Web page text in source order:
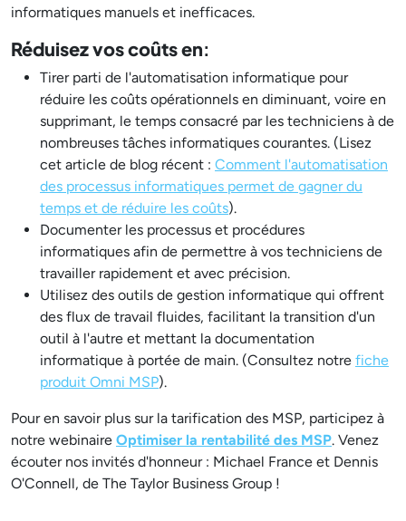
informatiques manuels et inefficaces.
Réduisez vos coûts en:
Tirer parti de l'automatisation informatique pour
réduire les coûts opérationnels en diminuant, voire en
supprimant, le temps consacré par les techniciens à de
nombreuses tâches informatiques courantes. (Lisez
cet article de blog récent : Comment l'automatisation
des processus informatiques permet de gagner du
temps et de réduire les coûts).
Documenter les processus et procédures
informatiques afin de permettre à vos techniciens de
travailler rapidement et avec précision.
Utilisez des outils de gestion informatique qui offrent
des flux de travail fluides, facilitant la transition d'un
outil à l'autre et mettant la documentation
informatique à portée de main. (Consultez notre fiche
produit Omni MSP).
Pour en savoir plus sur la tarification des MSP, participez à
notre webinaire Optimiser la rentabilité des MSP. Venez
écouter nos invités d'honneur : Michael France et Dennis
O'Connell, de The Taylor Business Group !